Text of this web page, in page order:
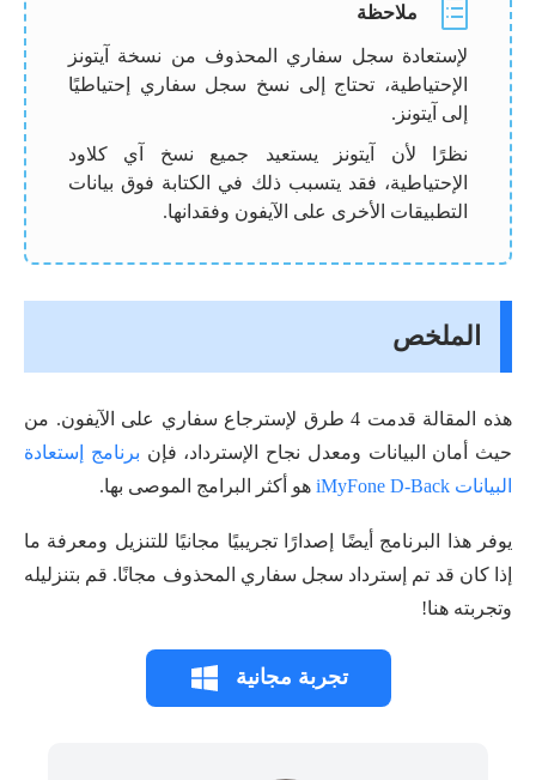
ملاحظة
لإستعادة سجل سفاري المحذوف من نسخة آیتونز
الإحتياطية، تحتاج إلى نسخ سجل سفاري إحتياطيًا
إلى آیتونز.
نظرًا لأن آیتونز يستعيد جميع نسخ آي كلاود
الإحتياطية، فقد يتسبب ذلك في الكتابة فوق بيانات
التطبيقات الأخرى على الآيفون وفقدانها.
الملخص
هذه المقالة قدمت 4 طرق لإسترجاع سفاري على الآيفون. من
حيث أمان البيانات ومعدل نجاح الإسترداد، فإن برنامج إستعادة
البيانات iMyFone D-Back
هو أكثر البرامج الموصى بها.
يوفر هذا البرنامج أيضًا إصدارًا تجريبيًا مجانيًا للتنزيل ومعرفة ما
إذا كان قد تم إسترداد سجل سفاري المحذوف مجانًا. قم بتنزليله
وتجربته هنا!
تجربة مجانية